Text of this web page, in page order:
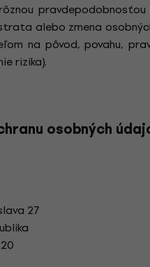
alebo zmena
na pôvod, povahu,
rizika).
osobných
27